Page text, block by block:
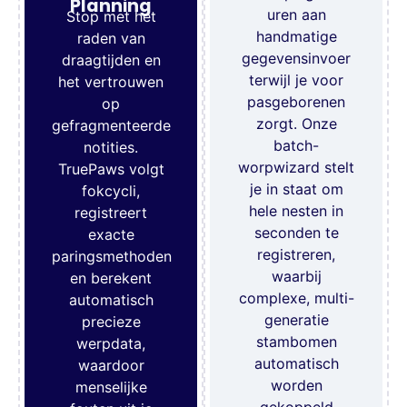
Planning
Stop met het
raden van
draagtijden en
het vertrouwen
op
gefragmenteerde
notities.
TruePaws volgt
fokcycli,
registreert
exacte
paringsmethoden
en berekent
automatisch
precieze
werpdata,
waardoor
menselijke
uren aan
handmatige
gegevensinvoer
terwijl je voor
pasgeborenen
zorgt. Onze
batch-
worpwizard stelt
je in staat om
hele nesten in
seconden te
registreren,
waarbij
complexe, multi-
generatie
stambomen
automatisch
worden